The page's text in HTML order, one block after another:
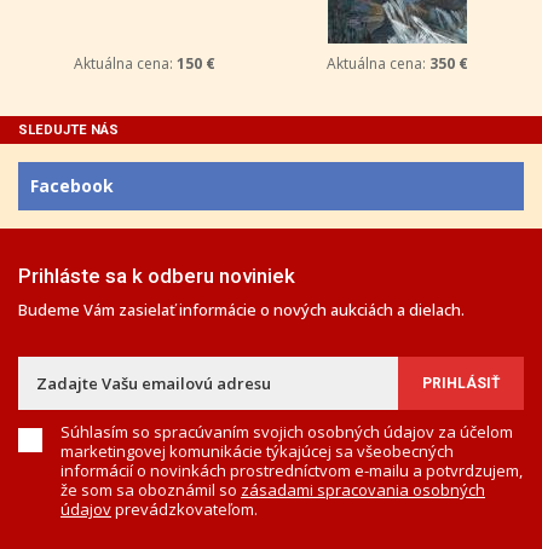
Aktuálna cena: 150 € Aktuálna cena: 350 €
SLEDUJTE NÁS
Facebook
Prihláste sa k odberu noviniek
Budeme Vám zasielať informácie o nových aukciách a dielach.
Súhlasím so spracúvaním svojich osobných údajov za účelom
marketingovej komunikácie týkajúcej sa všeobecných
informácií o novinkách prostredníctvom e-mailu a potvrdzujem,
že som sa oboznámil so zásadami spracovania osobných
údajovprevádzkovateľom.